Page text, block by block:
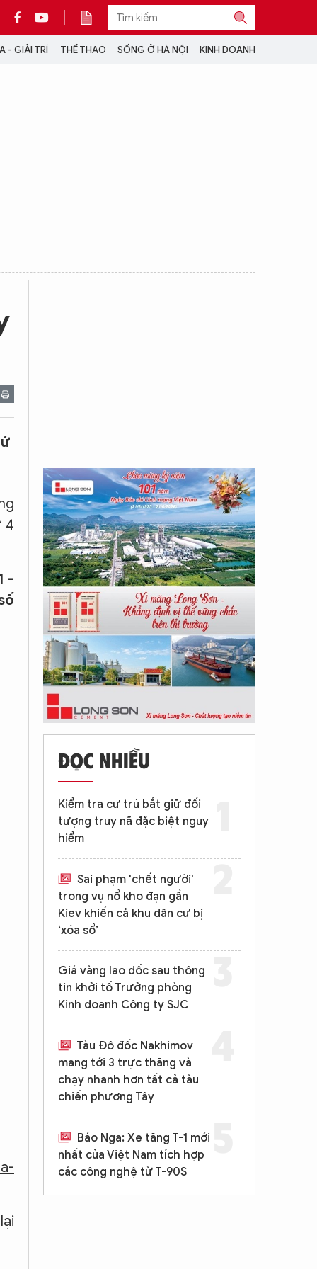
- GIẢI TRÍ THỂ THAO SỐNG Ở HÀ NỘI KINH DOANH
4
-
ĐỌC NHIỀU
Kiểm tra cư trú bắt giữ đối
tượng truy nã đặc biệt nguy
hiểm
Sai phạm 'chết người'
trong vụ nổ kho đạn gần
Kiev khiến cả khu dân cư bị
‘xóa sổ’
Giá vàng lao dốc sau thông
tin khởi tố Trưởng phòng
Kinh doanh Công ty SJC
Tàu Đô đốc Nakhimov
mang tới 3 trực thăng và
chạy nhanh hơn tất cả tàu
chiến phương Tây
Báo Nga: Xe tăng T-1 mới
nhất của Việt Nam tích hợp
các công nghệ từ T-90S